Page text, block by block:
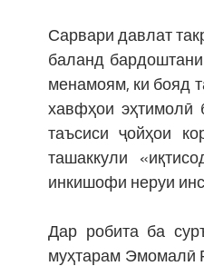
Сарвари давлат
баланд
менамоям, ки бояд
хавфҳои эҳтимолӣ
таъсиси ҷойҳои
ташаккули
инкишофи неруи
Дар робита ба
муҳтарам Эмомалӣ